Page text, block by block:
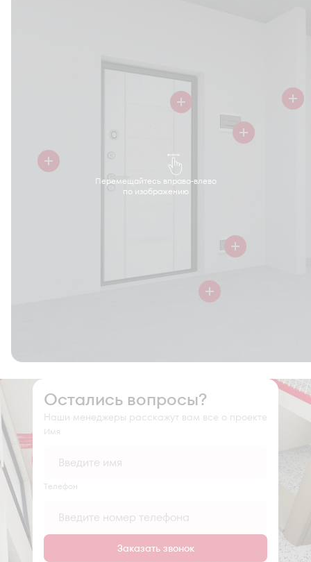
Перемещайтесь вправо-влево
по изображению
Остались вопросы?
Наши менеджеры расскажут вам все о проекте
Имя
Tелефон
Заказать звонок